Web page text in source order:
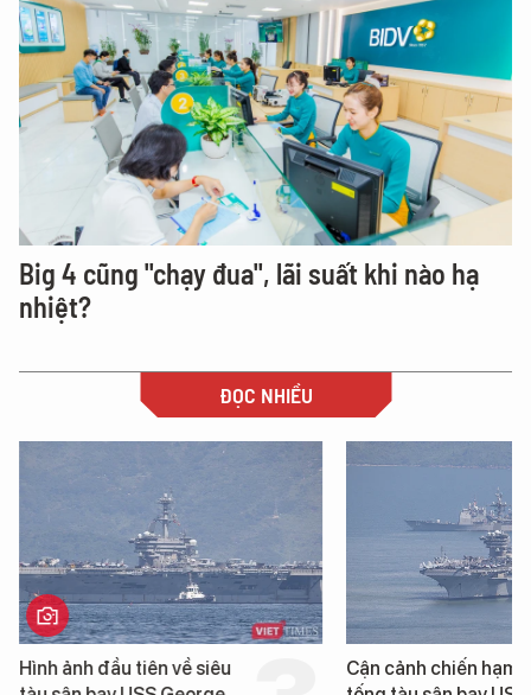
Big 4 cũng "chạy đua", lãi suất khi nào hạ
nhiệt?
ĐỌC NHIỀU
Hình ảnh đầu tiên về siêu
Cận cảnh chiến hạm